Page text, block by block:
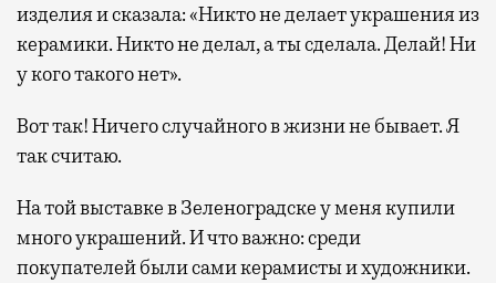
изделия и сказала: «Никто не делает украшения из
керамики. Никто не делал, а ты сделала. Делай! Ни
у кого такого нет».
Вот так! Ничего случайного в жизни не бывает. Я
так считаю.
На той выставке в Зеленоградске у меня купили
много украшений. И что важно: среди
покупателей были сами керамисты и художники.